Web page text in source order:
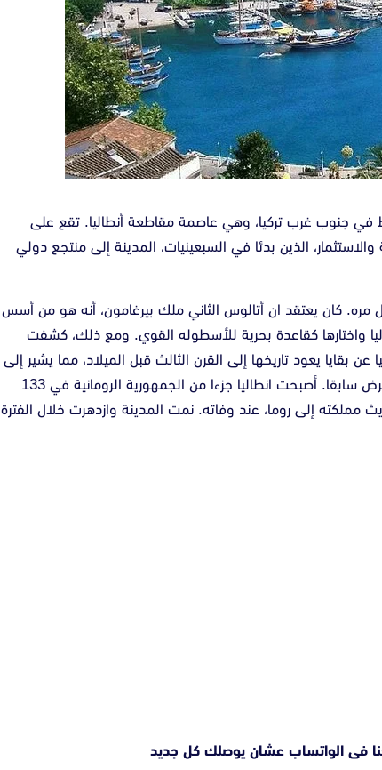
في جنوب غرب تركيا، وهي عاصمة مقاطعة أنطاليا. تقع على
الذين بدئا في السبعينيات، المدينة إلى منتجع دولي
كان يعتقد ان أتالوس الثاني ملك بيرغامون، أنه هو من أسس
وسماها أتاليا واختارها كقاعدة بحرية للأسطوله القوي. ومع ذلك، كشفت
بأنطاليا عن بقايا يعود تاريخها إلى القرن الثالث قبل الميلاد، مما يشير إلى
أنه تم تأسيس المدينة في وقت سابق من المفترض سابقا. أصبحت انطاليا جزءا من الجمهورية الرومانية في 133
مملكته إلى روما، عند وفاته. نمت المدينة وازدهرت خلال الفترة
فى الواتساب عشان يوصلك كل جديد